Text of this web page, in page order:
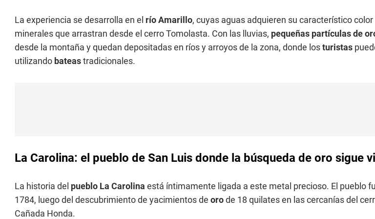
La experiencia se desarrolla en el río Amarillo, cuyas aguas adquieren su característico color
minerales que arrastran desde el cerro Tomolasta. Con las lluvias, pequeñas partículas de
desde la montaña y quedan depositadas en ríos y arroyos de la zona, donde losturistas
utilizando bateastradicionales.
La Carolina: el pueblo de San Luis donde la búsqueda de oro sigue
La historia del pueblo La Carolina está íntimamente ligada a este metal precioso. El pueblo
1784, luego del descubrimiento de yacimientos de orode 18 quilates en las cercanías del
Cañada Honda.